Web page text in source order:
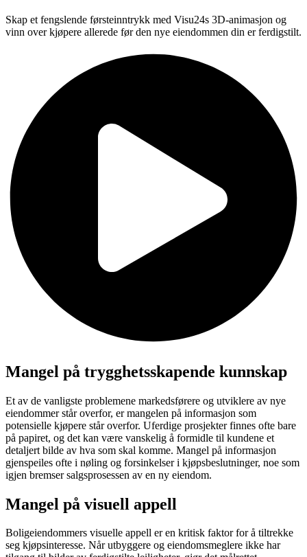
Skap et fengslende førsteinntrykk med Visu24s 3D-animasjon og
vinn over kjøpere allerede før den nye eiendommen din er ferdigstilt.
Mangel på trygghetsskapende kunnskap
Et av de vanligste problemene markedsførere og utviklere av nye
eiendommer står overfor, er mangelen på informasjon som
potensielle kjøpere står overfor. Uferdige prosjekter finnes ofte bare
på papiret, og det kan være vanskelig å formidle til kundene et
detaljert bilde av hva som skal komme. Mangel på informasjon
gjenspeiles ofte i nøling og forsinkelser i kjøpsbeslutninger, noe som
igjen bremser salgsprosessen av en ny eiendom.
Mangel på visuell appell
Boligeiendommers visuelle appell er en kritisk faktor for å tiltrekke
seg kjøpsinteresse. Når utbyggere og eiendomsmeglere ikke har